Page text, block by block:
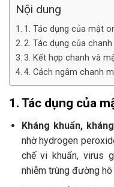
Nội dung
1. Tác dụng của mật
2. Tác dụng của chanh
3. Kết hợp chanh và
4. Cách ngâm chanh
1. Tác dụng của
Kháng khuẩn,
nhờ hydrogen
chế vi khuẩn, virus
nhiễm trùng đường hô